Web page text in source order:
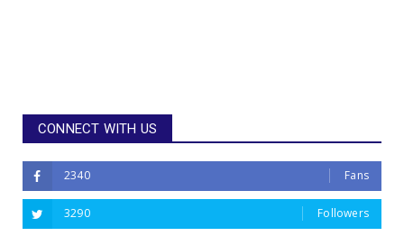
CONNECT WITH US
2340 Fans
3290 Followers